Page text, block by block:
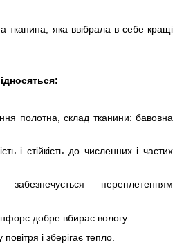
тканина, яка ввібрала в себе кращі
полотна, склад тканини: бавовна
і стійкість до численних і частих
забезпечується переплетенням
добре вбирає вологу.
і зберігає тепло.